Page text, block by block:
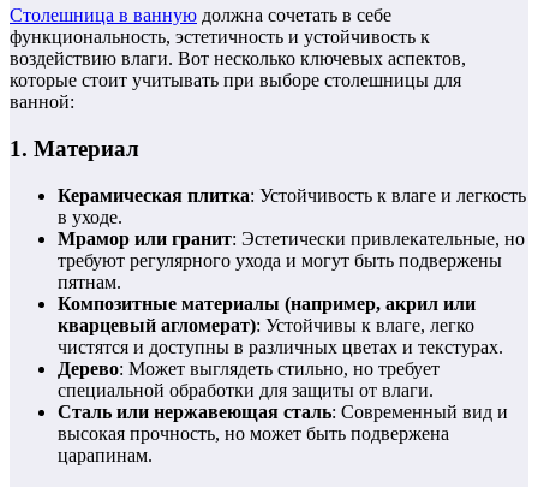
Столешница в ванную должна сочетать в себе
функциональность, эстетичность и устойчивость к
воздействию влаги. Вот несколько ключевых аспектов,
которые стоит учитывать при выборе столешницы для
ванной:
1. Материал
Керамическая плитка: Устойчивость к влаге и легкость
в уходе.
Мрамор или гранит: Эстетически привлекательные, но
требуют регулярного ухода и могут быть подвержены
пятнам.
Композитные материалы (например, акрил или
кварцевый агломерат): Устойчивы к влаге, легко
чистятся и доступны в различных цветах и текстурах.
Дерево: Может выглядеть стильно, но требует
специальной обработки для защиты от влаги.
Сталь или нержавеющая сталь: Современный вид и
высокая прочность, но может быть подвержена
царапинам.